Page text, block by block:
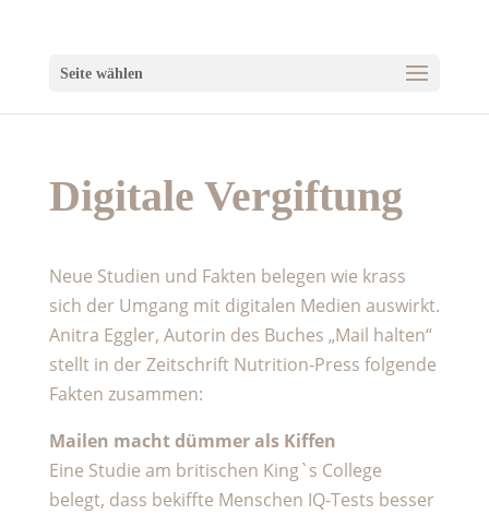
Seite wählen
Digitale Vergiftung
Neue Studien und Fakten belegen wie krass
sich der Umgang mit digitalen Medien auswirkt.
Anitra Eggler, Autorin des Buches „Mail halten“
stellt in der Zeitschrift Nutrition-Press folgende
Fakten zusammen:
Mailen macht dümmer als Kiffen
Eine Studie am britischen King`s College
belegt, dass bekiffte Menschen IQ-Tests besser